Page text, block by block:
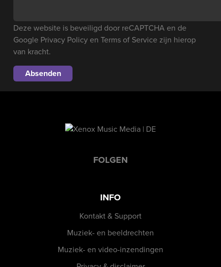
Deze website is beveiligd door reCAPTCHA en de
Google Privacy Policy en Terms of Service zijn hierop
van kracht.
FOLGEN
INFO
Kontakt & Support
Muziek- en beeldrechten
Muziek- en video-inzendingen